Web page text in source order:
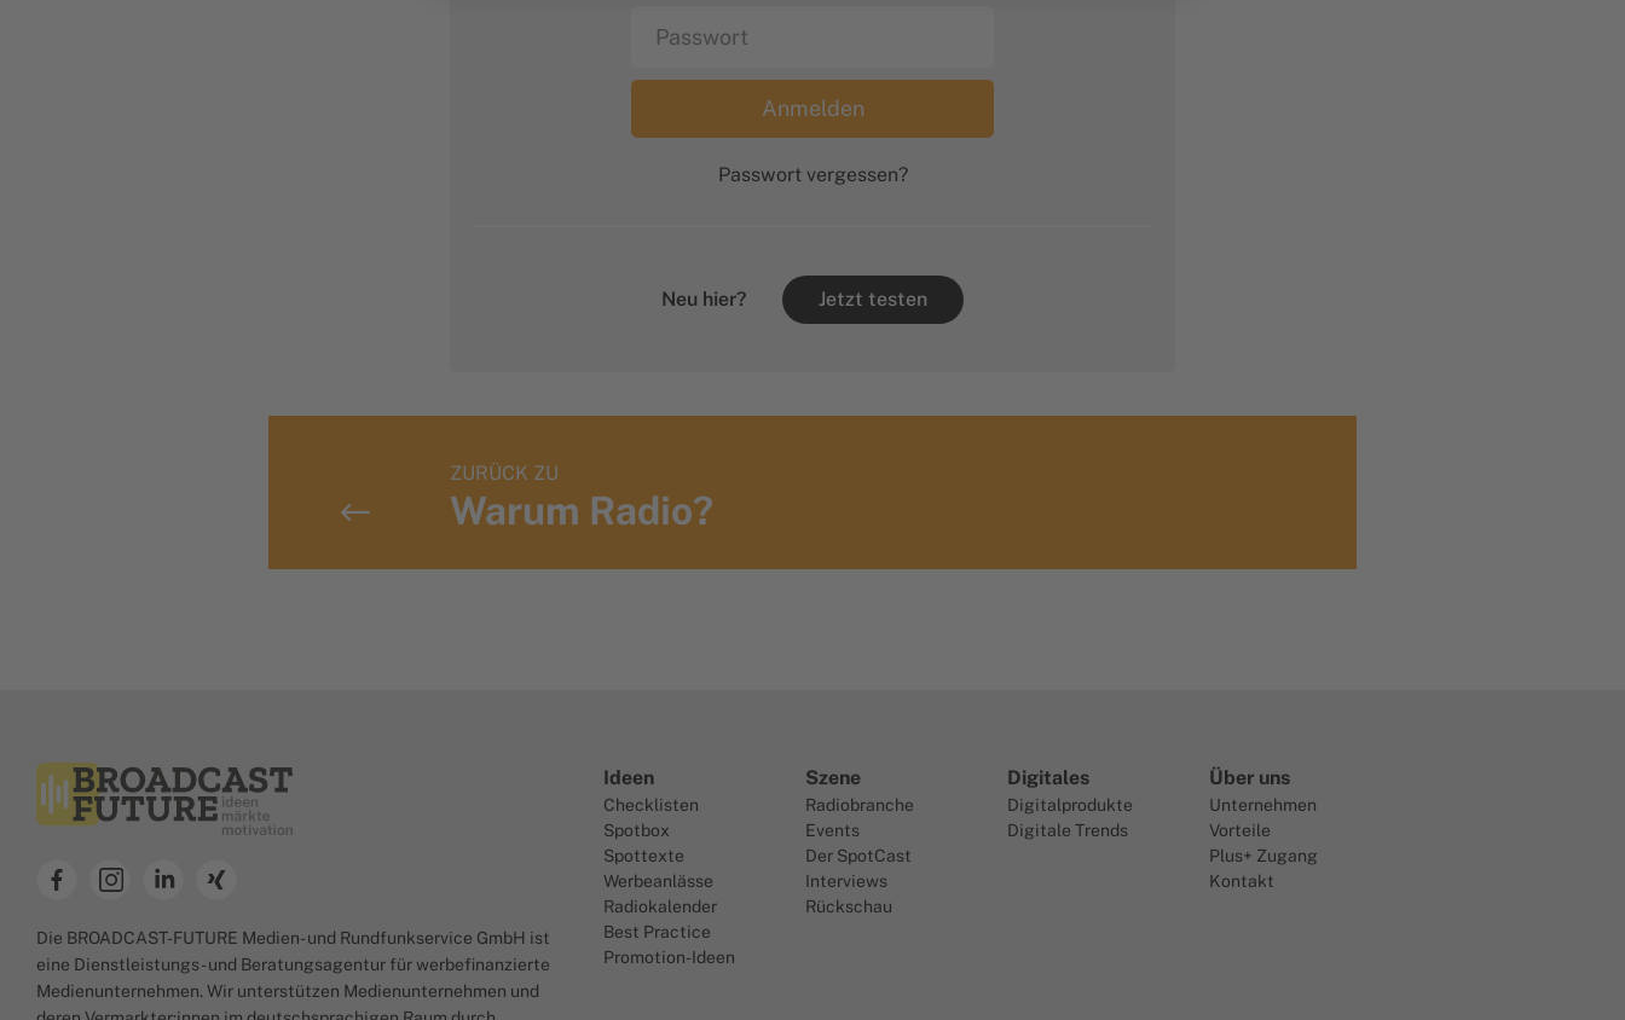
Passwort vergessen?
Neu hier? Jetzt testen
ZURÜCK ZU
Warum Radio?
Die BROADCAST-FUTURE Medien- und Rundfunkservice GmbH ist
eine Dienstleistungs- und Beratungsagentur für werbefinanzierte
Medienunternehmen. Wir unterstützen Medienunternehmen und
Ideen
Checklisten
Spotbox
Spottexte
Werbeanlässe
Radiokalender
Best Practice
Promotion-Ideen
Szene
Radiobranche
Events
Der SpotCast
Interviews
Rückschau
Digitales
Digitalprodukte
Digitale Trends
Über uns
Unternehmen
Vorteile
Plus+ Zugang
Kontakt